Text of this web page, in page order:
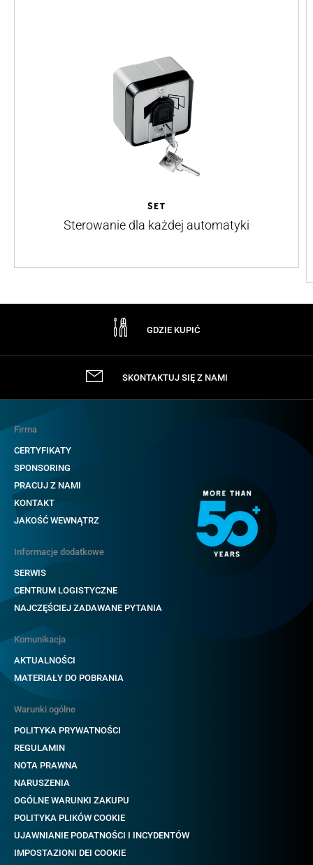
SET
Sterowanie dla każdej automatyki
GDZIE KUPIĆ
SKONTAKTUJ SIĘ Z NAMI
Firma
CERTYFIKATY
SPONSORING
PRACUJ Z NAMI
KONTAKT
JAKOŚĆ WEWNĄTRZ
Informacje dodatkowe
SERWIS
CENTRUM LOGISTYCZNE
NAJCZĘŚCIEJ ZADAWANE PYTANIA
Komunikacja
AKTUALNOŚCI
MATERIAŁY DO POBRANIA
Warunki ogólne
POLITYKA PRYWATNOŚCI
REGULAMIN
NOTA PRAWNA
NARUSZENIA
OGÓLNE WARUNKI ZAKUPU
POLITYKA PLIKÓW COOKIE
UJAWNIANIE PODATNOŚCI I INCYDENTÓW
IMPOSTAZIONI DEI COOKIE